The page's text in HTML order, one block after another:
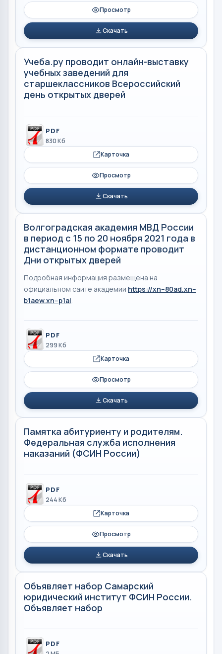
Просмотр
Скачать
Учеба.ру проводит онлайн-выставку
учебных заведений для
старшеклассников Всероссийский
день открытых дверей
PDF
830 Кб
Карточка
Просмотр
Скачать
Волгоградская академия МВД России
в период с 15 по 20 ноября 2021 года в
дистанционном формате проводит
Дни открытых дверей
Подробная информация размещена на
официальном сайте академии https://xn--80ad.xn--
b1aew.xn--p1ai.
PDF
299 Кб
Карточка
Просмотр
Скачать
Памятка абитуриенту и родителям.
Федеральная служба исполнения
наказаний (ФСИН России)
PDF
244 Кб
Карточка
Просмотр
Скачать
Объявляет набор Самарский
юридический институт ФСИН России.
Объявляет набор
PDF